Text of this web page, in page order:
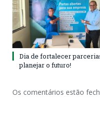
Dia de fortalecer
planejar o futuro!
Os comentários estão